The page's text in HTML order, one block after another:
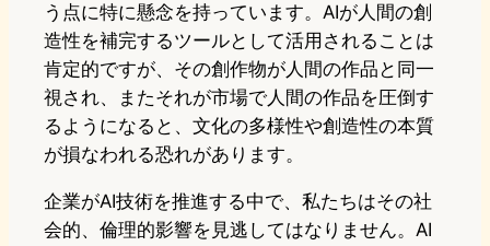
う点に特に懸念を持っています。AIが人間の創
造性を補完するツールとして活用されることは
肯定的ですが、その創作物が人間の作品と同一
視され、またそれが市場で人間の作品を圧倒す
るようになると、文化の多様性や創造性の本質
が損なわれる恐れがあります。
企業がAI技術を推進する中で、私たちはその社
会的、倫理的影響を見逃してはなりません。AI